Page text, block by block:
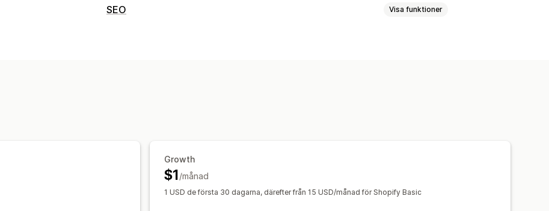
Skapande av innehåll
SEO-analys
Bedömningsverktyg
Visningsalternativ
SEO Visa funktioner
Sökordsanalys
Webbplatstrafik A/B-testning
Growth
$1/månad
1 USD de första 30 dagarna, därefter från 15 USD/månad för Shopify Basic